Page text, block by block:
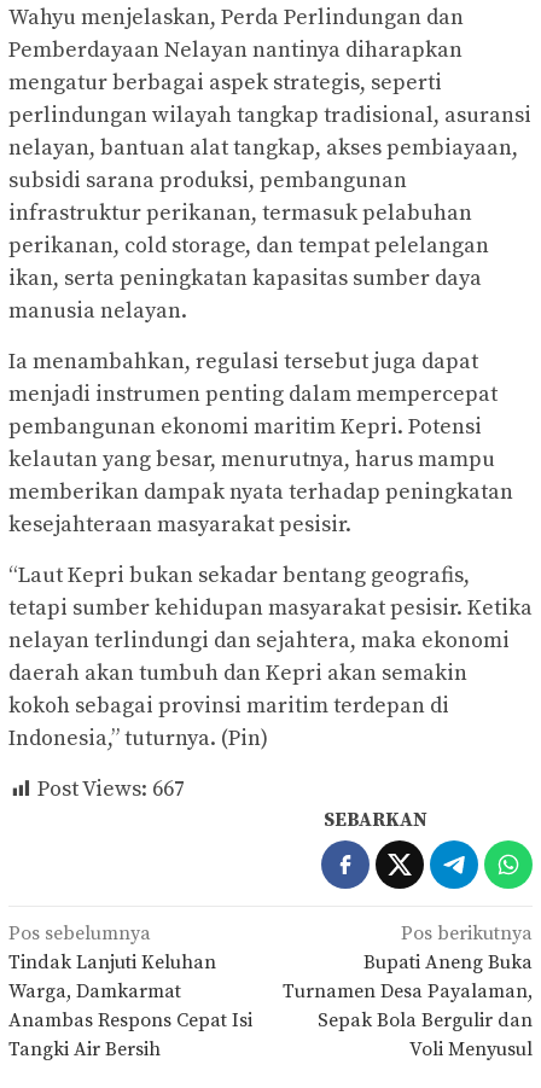
Wahyu menjelaskan, Perda Perlindungan dan
Pemberdayaan Nelayan nantinya diharapkan
mengatur berbagai aspek strategis, seperti
perlindungan wilayah tangkap tradisional, asuransi
nelayan, bantuan alat tangkap, akses pembiayaan,
subsidi sarana produksi, pembangunan
infrastruktur perikanan, termasuk pelabuhan
perikanan, cold storage, dan tempat pelelangan
ikan, serta peningkatan kapasitas sumber daya
manusia nelayan.
Ia menambahkan, regulasi tersebut juga dapat
menjadi instrumen penting dalam mempercepat
pembangunan ekonomi maritim Kepri. Potensi
kelautan yang besar, menurutnya, harus mampu
memberikan dampak nyata terhadap peningkatan
kesejahteraan masyarakat pesisir.
“Laut Kepri bukan sekadar bentang geografis,
tetapi sumber kehidupan masyarakat pesisir. Ketika
nelayan terlindungi dan sejahtera, maka ekonomi
daerah akan tumbuh dan Kepri akan semakin
kokoh sebagai provinsi maritim terdepan di
Indonesia,” tuturnya. (Pin)
Post Views: 667
SEBARKAN
Navigasi
pos
Pos sebelumnya
Tindak Lanjuti Keluhan
Warga, Damkarmat
Anambas Respons Cepat Isi
Tangki Air Bersih
Pos berikutnya
Bupati Aneng Buka
Turnamen Desa Payalaman,
Sepak Bola Bergulir dan
Voli Menyusul